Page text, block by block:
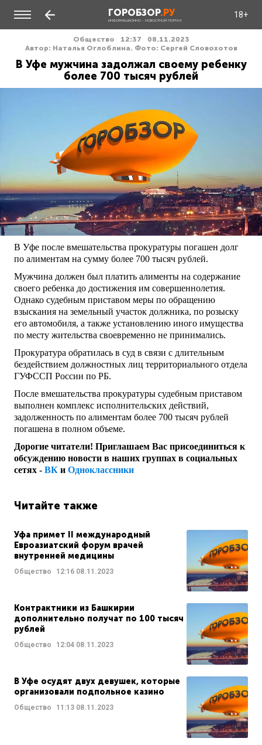
ГОРОБЗОР.РУ
ИНФОРМАЦИОННО - НОВОСТНОЙ ПОРТАЛ
18+
Общество 12:37
08.11.2023
Автор: Наталья Оглоблина. Фото: Сергей Словохотов
В Уфе мужчина задолжал своему ребенку
более 700 тысяч рублей
В Уфе после вмешательства прокуратуры погашен долг
по алиментам на сумму более 700 тысяч рублей.
Мужчина должен был платить алименты на содержание
своего ребенка до достижения им совершеннолетия.
Однако судебным приставом меры по обращению
взыскания на земельный участок должника, по розыску
его автомобиля, а также установлению иного имущества
по месту жительства своевременно не принимались.
Прокуратура обратилась в суд в связи с длительным
бездействием должностных лиц территориального отдела
ГУФССП России по РБ.
После вмешательства прокуратуры судебным приставом
выполнен комплекс исполнительских действий,
задолженность по алиментам более 700 тысяч рублей
погашена в полном объеме.
Дорогие читатели! Приглашаем Вас присоединиться к
обсуждению новости в наших группах в социальных
сетях - ВК и Одноклассники
Читайте также
Уфа примет II международный
Евроазиатский форум врачей
внутренней медицины
Общество 12:16 08.11.2023
Контрактники из Башкирии
дополнительно получат по 100 тысяч
рублей
Общество 12:04 08.11.2023
В Уфе осудят двух девушек, которые
организовали подпольное казино
Общество 11:13 08.11.2023